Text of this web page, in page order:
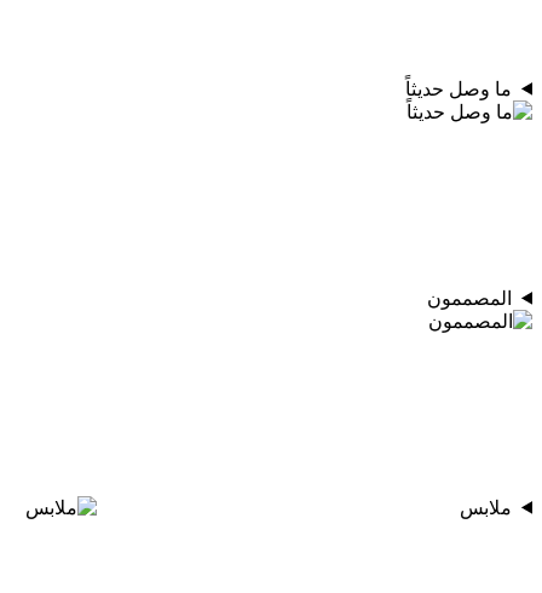
ما وصل حديثاً
المصممون
ملابس